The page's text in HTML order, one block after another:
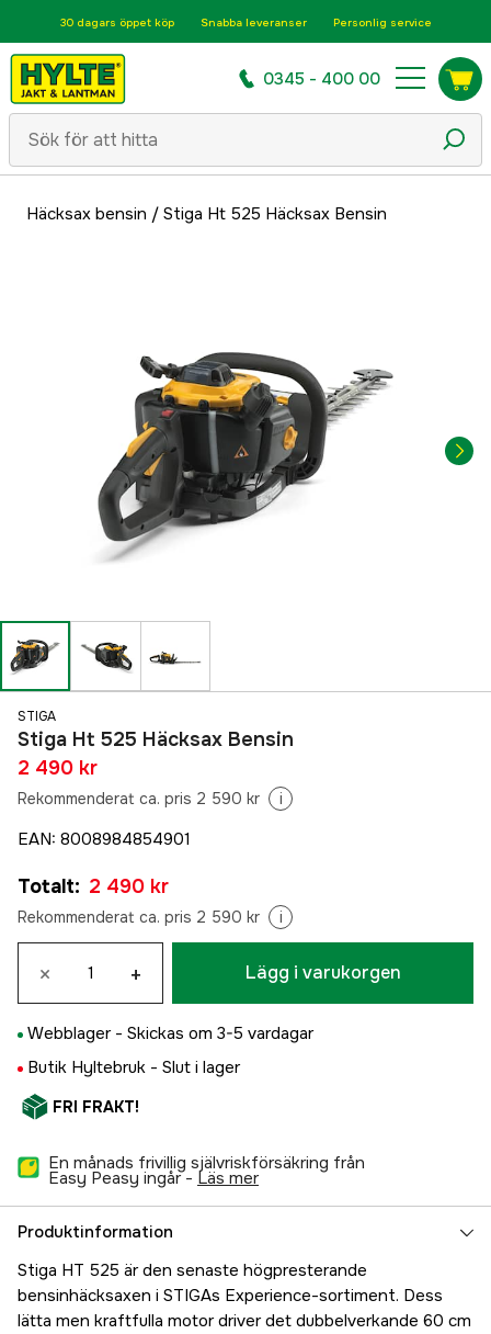
30 dagars öppet köp Snabba leveranser Personlig service
0345 - 400 00
Häcksax bensin / Stiga Ht 525 Häcksax Bensin
STIGA
Stiga Ht 525 Häcksax Bensin
2 490 kr
Rekommenderat ca. pris 2 590 kr i
EAN: 8008984854901
Totalt: 2 490 kr
Rekommenderat ca. pris 2 590 kr i
× + Lägg i varukorgen
Webblager - Skickas om 3-5 vardagar
Butik Hyltebruk - Slut i lager
FRI FRAKT!
En månads frivillig självriskförsäkring från
Easy Peasy ingår - läs mer
Produktinformation
Stiga HT 525 är den senaste högpresterande
bensinhäcksaxen i STIGAs Experience-sortiment. Dess
lätta men kraftfulla motor driver det dubbelverkande 60 cm